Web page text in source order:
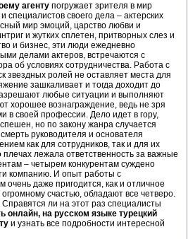
агенту погружает зрителя в мир
специалистов своего дела – актерских
мир эмоций, царство любви и
и жутких сплетен, притворных слез и
и бизнес, эти люди ежедневно
делами актеров, встречаются с
об условиях сотрудничества. Работа с
звездных ролей не оставляет места для
зашкаливает и тогда доходит до
любые ситуации и выполняют
хорошее вознаграждение, ведь не зря
в своей профессии. Дело идет в гору,
но по закону жанра случается
руководителя и основателя
как для сотрудников, так и для их
лежала ответственность за важные
– четырем конкурентам суждено
компанию. И опыт работы с
даже пригодится, как и отличное
счастью, обладают все четверо.
ли на этот раз специалисты
онлайн, на русском языке турецкий
и узнать все подробности интересной